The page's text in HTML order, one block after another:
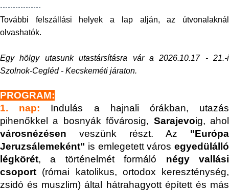
----------------
További felszállási helyek a lap alján, az útvonalaknál
olvashatók.
Egy hölgy utasunk utastársításra vár a 2026.10.17 - 21.-i
Szolnok-Cegléd - Kecskeméti járaton.
PROGRAM:
1. nap: Indulás a hajnali órákban, utazás
pihenőkkel a bosnyák fővárosig, Sarajevoig, ahol
városnézésen veszünk részt. Az "Európa
Jeruzsálemeként" is emlegetett város egyedülálló
légkörét, a történelmét formáló négy vallási
csoport (római katolikus, ortodox kereszténység,
zsidó és muszlim) által hátrahagyott épített és más